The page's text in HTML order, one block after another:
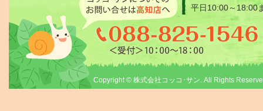
平日10:00～18:00
Copyright © 株式会社コッコ･サン. All Rights